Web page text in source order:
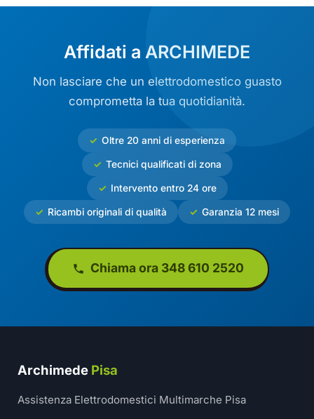
Affidati a ARCHIMEDE
Non lasciare che un elettrodomestico guasto
comprometta la tua quotidianità.
Oltre 20 anni di esperienza
Tecnici qualificati di zona
Intervento entro 24 ore
Ricambi originali di qualità Garanzia 12 mesi
Chiama ora 348 610 2520
Archimede Pisa
Assistenza Elettrodomestici Multimarche Pisa